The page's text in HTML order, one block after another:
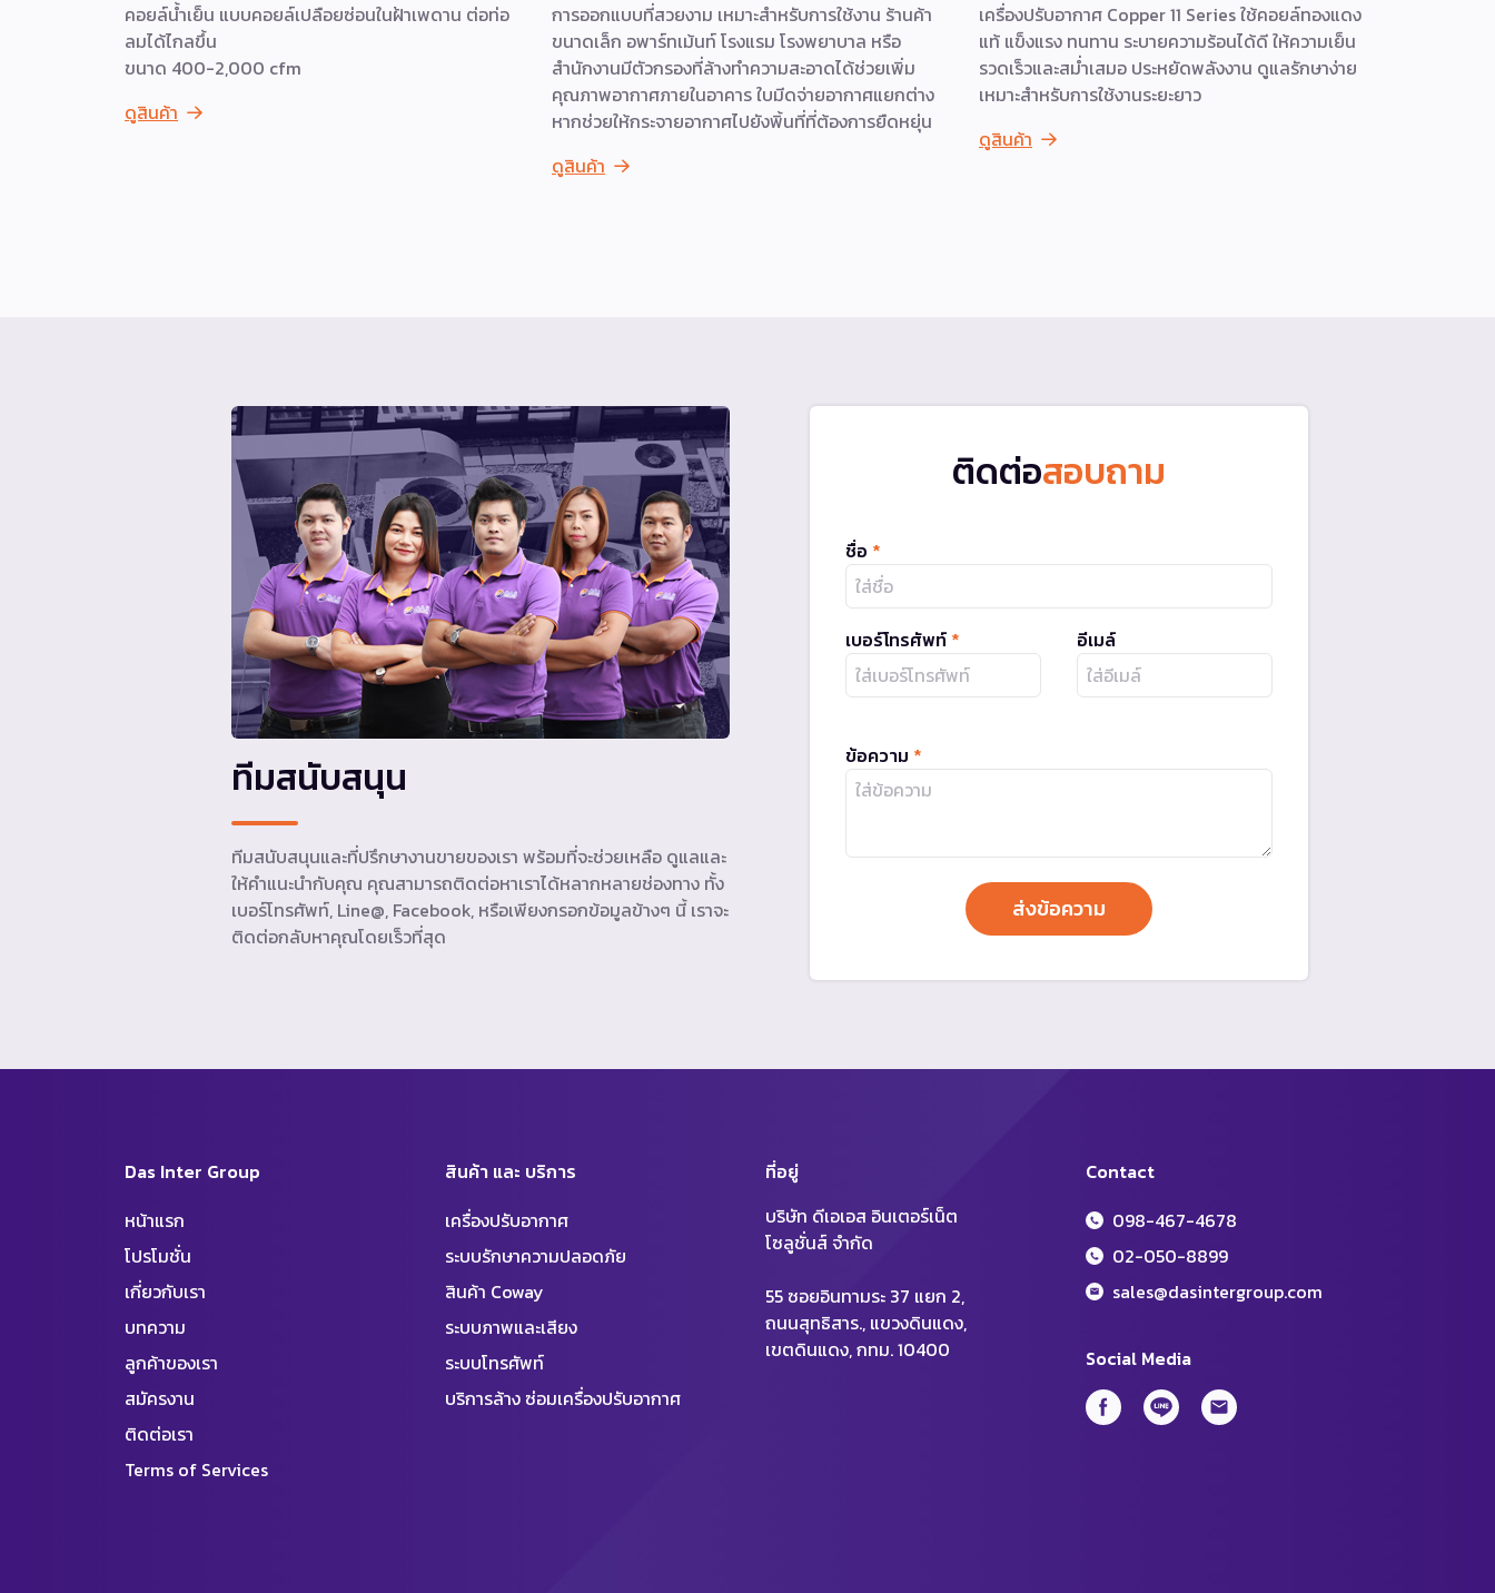
คอยล์น้ำเย็น แบบคอยล์เปลือยซ่อนในฝ้าเพดาน ต่อท่อ
ลมได้ไกลขึ้น
ขนาด 400-2,000 cfm
ดูสินค้า
การออกแบบที่สวยงาม เหมาะสำหรับการใช้งาน ร้านค้า
ขนาดเล็ก อพาร์ทเม้นท์ โรงแรม โรงพยาบาล หรือ
สำนักงานมีตัวกรองที่ล้างทำความสะอาดได้ช่วยเพิ่ม
คุณภาพอากาศภายในอาคาร ใบมีดจ่ายอากาศแยกต่าง
หากช่วยให้กระจายอากาศไปยังพิ้นที่ที่ต้องการยืดหยุ่น
ดูสินค้า
เครื่องปรับอากาศ Copper 11 Series ใช้คอยล์ทองแดง
แท้ แข็งแรง ทนทาน ระบายความร้อนได้ดี ให้ความเย็น
รวดเร็วและสม่ำเสมอ ประหยัดพลังงาน ดูแลรักษาง่าย
เหมาะสำหรับการใช้งานระยะยาว
ดูสินค้า
ติดต่อสอบถาม
ชื่อ *
เบอร์โทรศัพท์ * อีเมล์
ข้อความ *
ทีมสนับสนุน
ทีมสนับสนุนและที่ปรึกษางานขายของเรา พร้อมที่จะช่วยเหลือ ดูแลและ
ให้คำแนะนำกับคุณ คุณสามารถติดต่อหาเราได้หลากหลายช่องทาง ทั้ง
เบอร์โทรศัพท์, Line@, Facebook, หรือเพียงกรอกข้อมูลข้างๆ นี้ เราจะ
ติดต่อกลับหาคุณโดยเร็วที่สุด
Das Inter Group
หน้าแรก
โปรโมชั่น
เกี่ยวกับเรา
บทความ
ลูกค้าของเรา
สมัครงาน
ติดต่อเรา
Terms of Services
สินค้า และ บริการ
เครื่องปรับอากาศ
ระบบรักษาความปลอดภัย
สินค้า Coway
ระบบภาพและเสียง
ระบบโทรศัพท์
บริการล้าง ซ่อมเครื่องปรับอากาศ
Social Media
Contact
098-467-4678
02-050-8899
sales@dasintergroup.com
ที่อยู่
บริษัท ดีเอเอส อินเตอร์เน็ต
โซลูชั่นส์ จำกัด
55 ซอยอินทามระ 37 แยก 2,
ถนนสุทธิสาร., แขวงดินแดง,
เขตดินแดง, กทม. 10400